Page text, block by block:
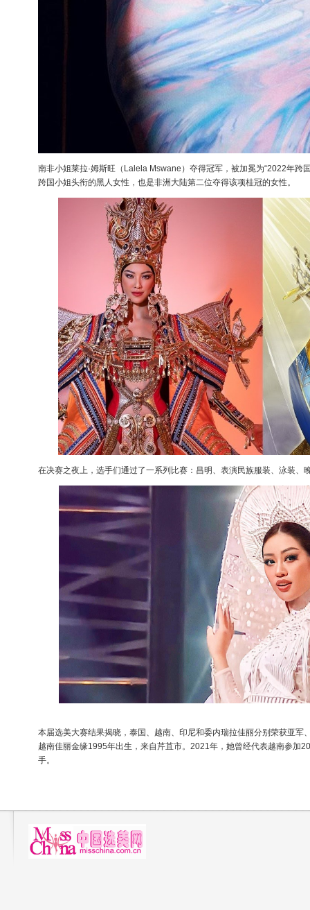
南非小姐莱拉·姆斯旺（Lalela Mswane）夺得冠军，被加冕为“2022年跨
跨国小姐头衔的黑人女性，也是非洲大陆第二位夺得该项桂冠的女性。
在决赛之夜上，选手们通过了一系列比赛：昌明、表演民族服装、泳装、
本届选美大赛结果揭晓，泰国、越南、印尼和委内瑞拉佳丽分别荣获亚军
越南佳丽金缘1995年出生，来自芹苴市。2021年，她曾经代表越南参加
手。